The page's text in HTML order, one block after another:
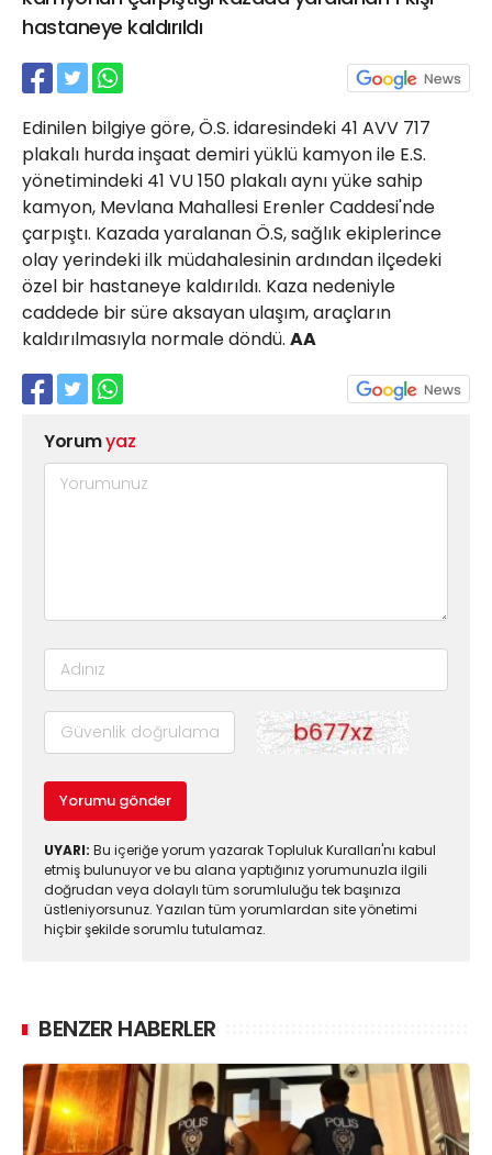
hastaneye kaldırıldı
Edinilen bilgiye göre, Ö.S. idaresindeki 41 AVV 717
plakalı hurda inşaat demiri yüklü kamyon ile E.S.
yönetimindeki 41 VU 150 plakalı aynı yüke sahip
kamyon, Mevlana Mahallesi Erenler Caddesi'nde
çarpıştı. Kazada yaralanan Ö.S, sağlık ekiplerince
olay yerindeki ilk müdahalesinin ardından ilçedeki
özel bir hastaneye kaldırıldı. Kaza nedeniyle
caddede bir süre aksayan ulaşım, araçların
kaldırılmasıyla normale döndü. AA
Yorumyaz
Yorumu gönder
UYARI: Bu içeriğe yorum yazarak Topluluk Kuralları'nı kabul
etmiş bulunuyor ve bu alana yaptığınız yorumunuzla ilgili
doğrudan veya dolaylı tüm sorumluluğu tek başınıza
üstleniyorsunuz. Yazılan tüm yorumlardan site yönetimi
hiçbir şekilde sorumlu tutulamaz.
BENZER HABERLER
21 Gölcük
haber@golcukpostasi.com